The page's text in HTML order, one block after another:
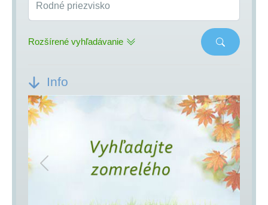
Rodné priezvisko
Rozšírené vyhľadávanie
Info
Previous Next